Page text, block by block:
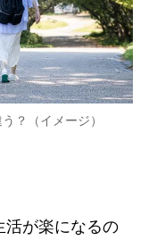
？（イメージ）
活が楽になるの